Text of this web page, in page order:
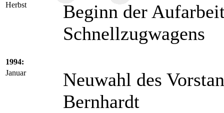
Herbst
Beginn der
Schnellzugwagens
1994:
Januar
Neuwahl des
Bernhardt